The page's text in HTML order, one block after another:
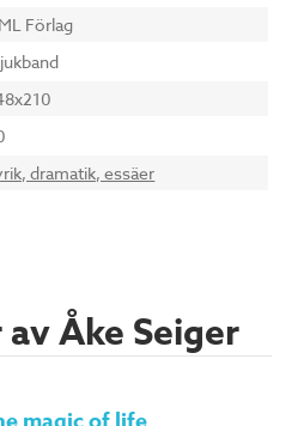
Förlag
dramatik, essäer
Åke Seiger